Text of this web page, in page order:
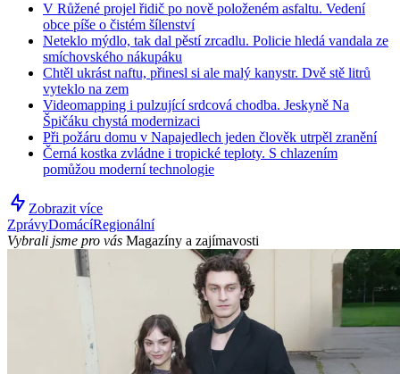
V Růžené projel řidič po nově položeném asfaltu. Vedení
obce píše o čistém šílenství
Neteklo mýdlo, tak dal pěstí zrcadlu. Policie hledá vandala ze
smíchovského nákupáku
Chtěl ukrást naftu, přinesl si ale malý kanystr. Dvě stě litrů
vyteklo na zem
Videomapping i pulzující srdcová chodba. Jeskyně Na
Špičáku chystá modernizaci
Při požáru domu v Napajedlech jeden člověk utrpěl zranění
Černá kostka zvládne i tropické teploty. S chlazením
pomůžou moderní technologie
Zobrazit více
ZprávyDomácíRegionální
Vybrali jsme pro vás Magazíny a zajímavosti